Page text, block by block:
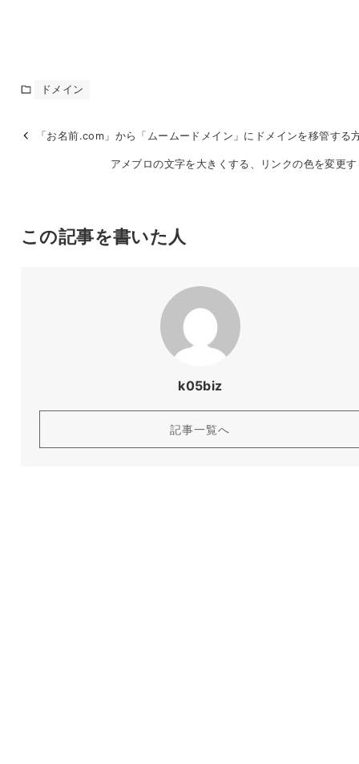
ドメイン
「お名前.com」から「ムームードメイン」にドメインを移管する
アメブロの文字を大きくする、リンクの色を変更
この記事を書いた人
k05biz
記事一覧へ